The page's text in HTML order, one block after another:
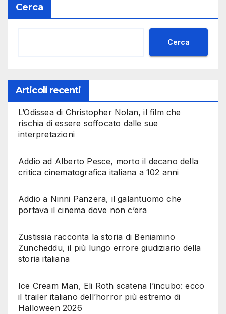
Cerca
Cerca
Articoli recenti
L’Odissea di Christopher Nolan, il film che
rischia di essere soffocato dalle sue
interpretazioni
Addio ad Alberto Pesce, morto il decano della
critica cinematografica italiana a 102 anni
Addio a Ninni Panzera, il galantuomo che
portava il cinema dove non c’era
Zustissia racconta la storia di Beniamino
Zuncheddu, il più lungo errore giudiziario della
storia italiana
Ice Cream Man, Eli Roth scatena l’incubo: ecco
il trailer italiano dell’horror più estremo di
Halloween 2026